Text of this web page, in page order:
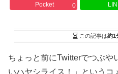
Pocket 0
この記事は約1
ちょっと前にTwitterでつぶや
いハヤシライス！」という